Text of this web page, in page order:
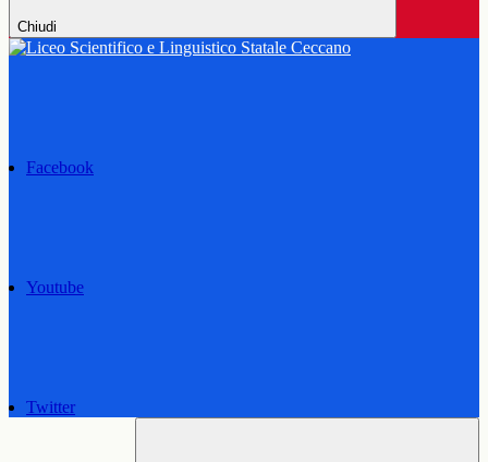
Chiudi
Facebook
Youtube
Twitter